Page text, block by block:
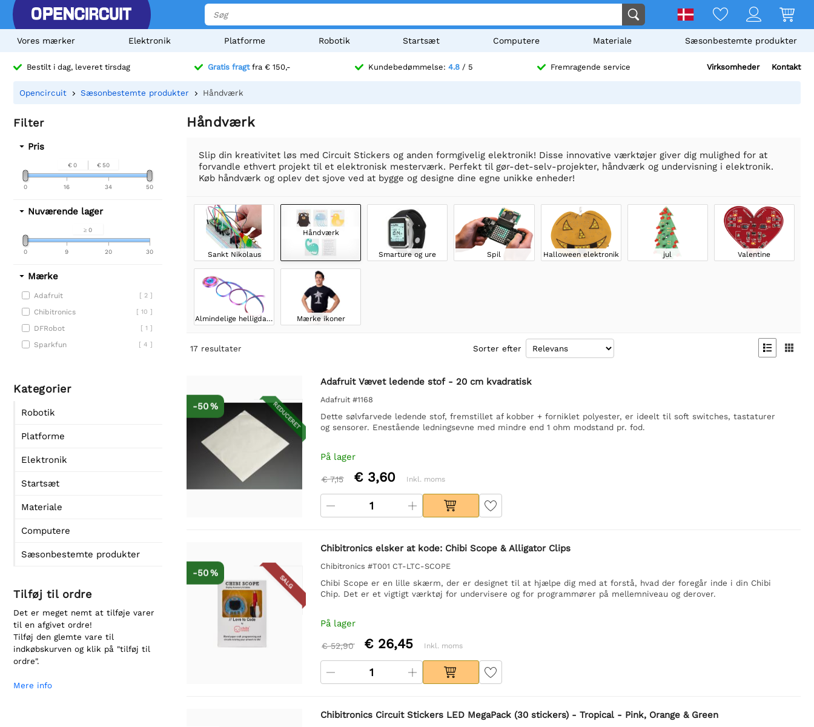
Vores mærker Elektronik Platforme Robotik Startsæt Computere Materiale Sæsonbestemte produkter
Bestilt i dag, leveret tirsdag Gratis fragtfra € 150,- Kundebedømmelse: 4.8 / 5 Fremragende service Virksomheder Kontakt
Opencircuit Sæsonbestemte produkter Håndværk
Filter
Pris
€ 0 € 50
0 50
16 34
Nuværende lager
≥ 0
0 30
9 20
Mærke
Adafruit [ 2 ]
Chibitronics [ 10 ]
DFRobot [ 1 ]
Sparkfun [ 4 ]
Kategorier
Robotik
Platforme
Elektronik
Startsæt
Materiale
Computere
Sæsonbestemte produkter
Tilføj til ordre
Det er meget nemt at tilføje varer
til en afgivet ordre!
Tilføj den glemte vare til
indkøbskurven og klik på "tilføj til
ordre".
Mere info
Håndværk
Slip din kreativitet løs med Circuit Stickers og anden formgivelig elektronik! Disse innovative værktøjer giver dig mulighed for at
forvandle ethvert projekt til et elektronisk mesterværk. Perfekt til gør-det-selv-projekter, håndværk og undervisning i elektronik.
Køb håndværk og oplev det sjove ved at bygge og designe dine egne unikke enheder!
Sankt Nikolaus
Håndværk
Smarture og ure Spil Halloween elektronik jul Valentine
Almindelige helligdage Mærke ikoner
17 resultater Sorter efter  
REDUCERET
-50 %
Adafruit Vævet ledende stof - 20 cm kvadratisk
Adafruit #1168
Dette sølvfarvede ledende stof, fremstillet af kobber + forniklet polyester, er ideelt til soft switches, tastaturer
og sensorer. Enestående ledningsevne med mindre end 1 ohm modstand pr. fod.
På lager
€ 7,15 € 3,60 Inkl. moms
SALG
-50 %
Chibitronics elsker at kode: Chibi Scope & Alligator Clips
Chibitronics #T001 CT-LTC-SCOPE
Chibi Scope er en lille skærm, der er designet til at hjælpe dig med at forstå, hvad der foregår inde i din Chibi
Chip. Det er et vigtigt værktøj for undervisere og for programmører på mellemniveau og derover.
På lager
€ 52,90 € 26,45 Inkl. moms
Chibitronics Circuit Stickers LED MegaPack (30 stickers) - Tropical - Pink, Orange & Green